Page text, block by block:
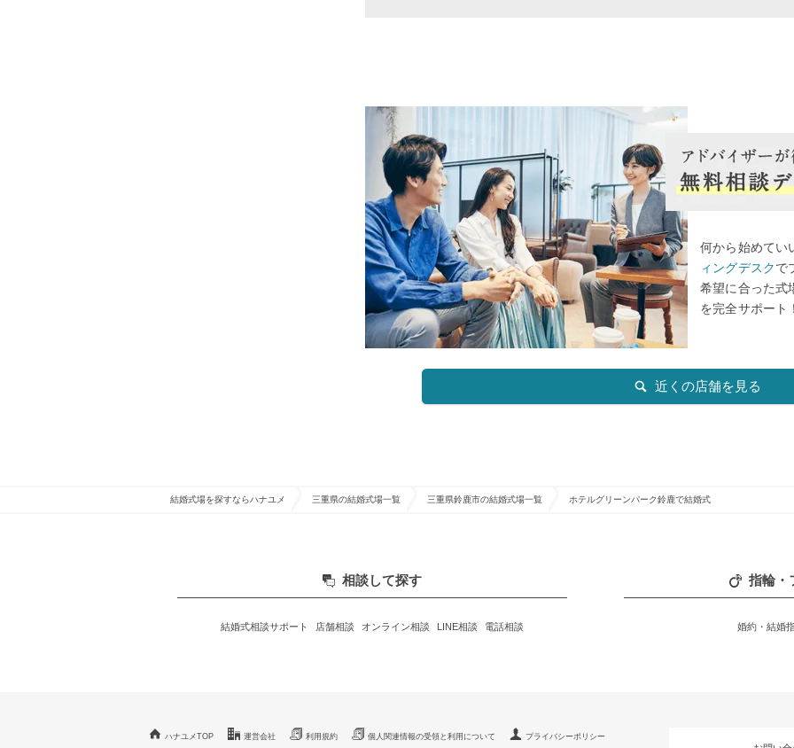
何から始めてい
ィングデスクで
希望に合った式
を完全サポート！
近くの店舗を見る
結婚式場を探すならハナユメ 三重県の結婚式場一覧 三重県鈴鹿市の結婚式場一覧 ホテルグリーンパーク鈴鹿で結婚式
相談して探す
結婚式相談サポート 店舗相談 オンライン相談 LINE相談 電話相談
指輪・
婚約・結婚
ハナユメTOP 運営会社 利用規約 個人関連情報の受領と利用について プライバシーポリシー